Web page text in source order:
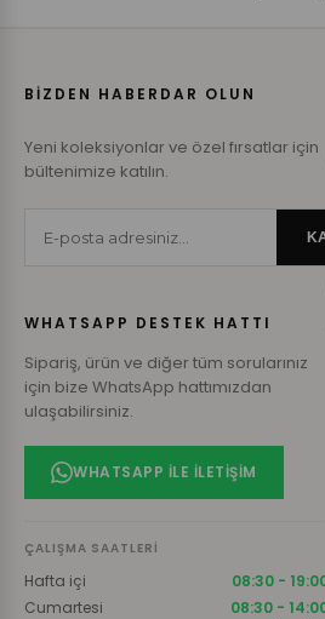
BİZDEN HABERDAR OLUN
Yeni koleksiyonlar ve özel fırsatlar için
bültenimize katılın.
WHATSAPP DESTEK HATTI
Sipariş, ürün ve diğer tüm sorularınız
için bize WhatsApp hattımızdan
ulaşabilirsiniz.
WHATSAPP ILE İLETIŞIM
ÇALIŞMA SAATLERI
Hafta içi
08:30 -
Cumartesi
08:30 -